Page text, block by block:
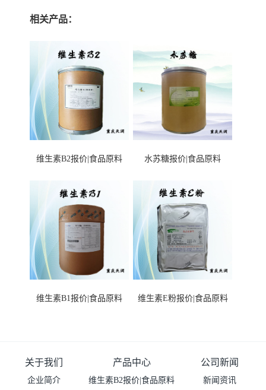
相关产品：
维生素B2报价|食品原料 水苏糖报价|食品原料
维生素B1报价|食品原料 维生素E粉报价|食品原料
关于我们
企业简介
产品中心
维生素B2报价|食品原料
公司新闻
新闻资讯